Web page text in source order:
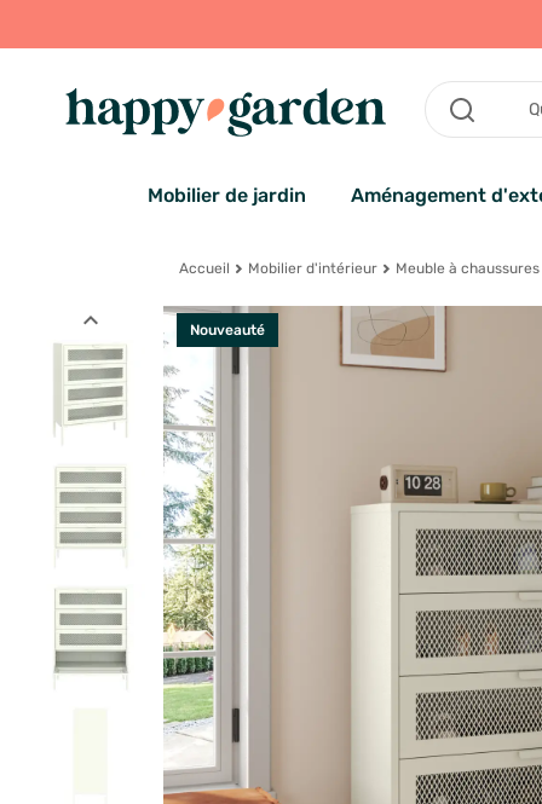
Mobilier de jardin Aménagement
Accueil Mobilier d'intérieur Meuble à chaussures
expand_less Nouveauté